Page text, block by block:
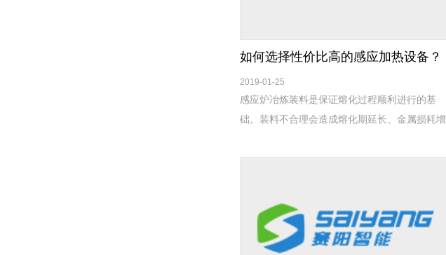
如何选择性价比高的感应加热设备？
2019-01-25
感应炉冶炼装料是保证熔化过程顺利进行的基
础。装料不合理会造成熔化期延长、金属损耗增
作给予足够的重视。